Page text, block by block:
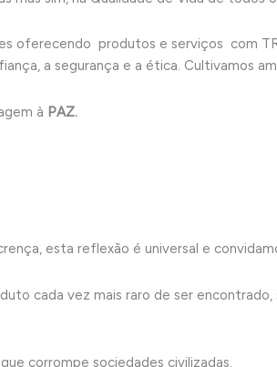
f
oferecendo produtos e serviços com
a segurança e a ética. Cultivamos
à PAZ.
esta reflexão é universal e
cada vez mais raro de ser
corrompe sociedades civilizadas.